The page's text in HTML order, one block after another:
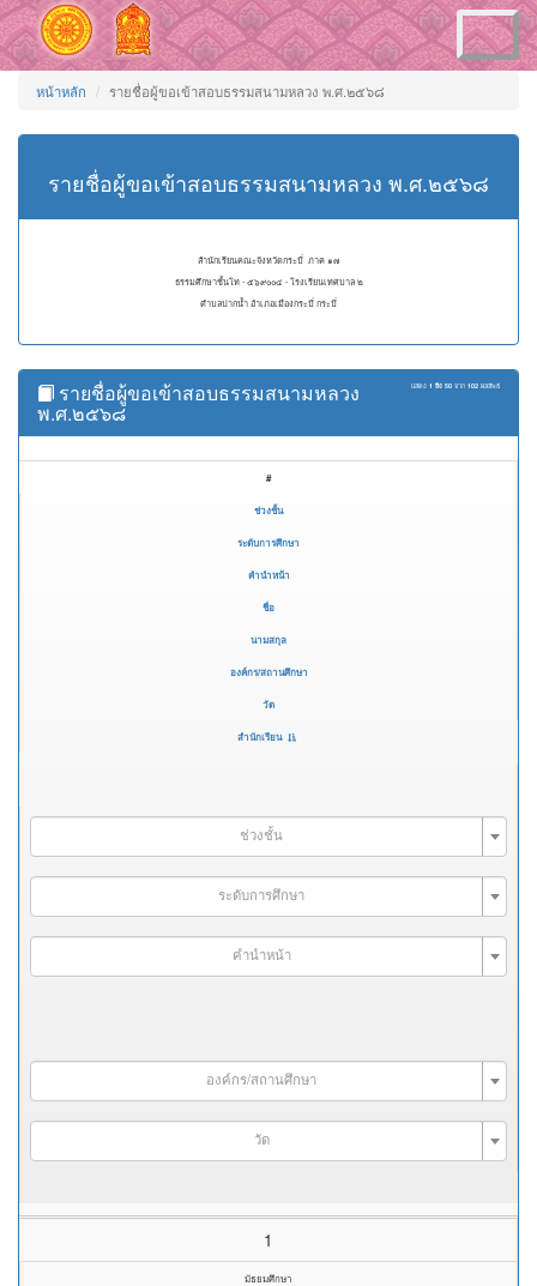
Toggle
navigation
หน้าหลัก รายชื่อผู้ขอเข้าสอบธรรมสนามหลวง พ.ศ.๒๕๖๘
รายชื่อผู้ขอเข้าสอบธรรมสนามหลวง พ.ศ.๒๕๖๘
สำนักเรียนคณะจังหวัดกระบี่ ภาค ๑๗
ธรรมศึกษาชั้นโท - ๕๖๙๐๐๔ - โรงเรียนเทศบาล ๒
ตำบลปากน้ำ อำเภอเมืองกระบี่ กระบี่
แสดง 1 ถึง 50 จาก 102 ผลลัพธ์
รายชื่อผู้ขอเข้าสอบธรรมสนามหลวง
พ.ศ.๒๕๖๘
#
ช่วงชั้น
ระดับการศึกษา
คำนำหน้า
ชื่อ
นามสกุล
องค์กร/สถานศึกษา
วัด
สำนักเรียน
ช่วงชั้น
ระดับการศึกษา
คำนำหน้า
องค์กร/สถานศึกษา
วัด
1
มัธยมศึกษา